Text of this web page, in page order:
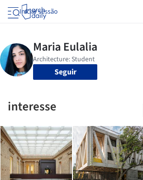
Iniciar sessão
Seguir
interesse